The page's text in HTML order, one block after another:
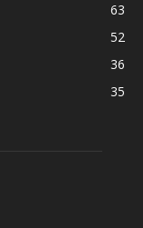
63
52
36
35